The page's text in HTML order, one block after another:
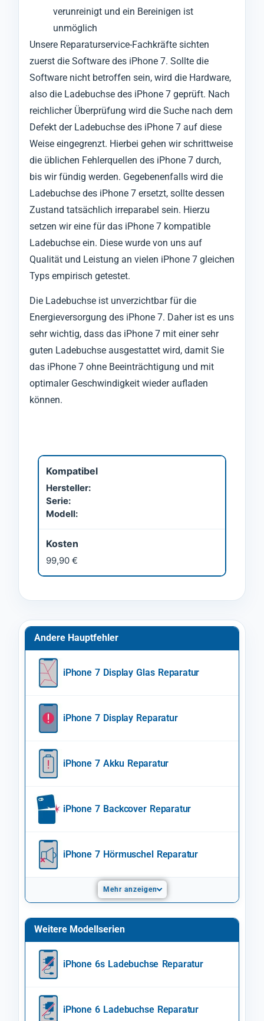
verunreinigt und ein Bereinigen ist
unmöglich
Unsere Reparaturservice-Fachkräfte sichten
zuerst die Software des iPhone 7. Sollte die
Software nicht betroffen sein, wird die Hardware,
also die Ladebuchse des iPhone 7 geprüft. Nach
reichlicher Überprüfung wird die Suche nach dem
Defekt der Ladebuchse des iPhone 7 auf diese
Weise eingegrenzt. Hierbei gehen wir schrittweise
die üblichen Fehlerquellen des iPhone 7 durch,
bis wir fündig werden. Gegebenenfalls wird die
Ladebuchse des iPhone 7 ersetzt, sollte dessen
Zustand tatsächlich irreparabel sein. Hierzu
setzen wir eine für das iPhone 7 kompatible
Ladebuchse ein. Diese wurde von uns auf
Qualität und Leistung an vielen iPhone 7 gleichen
Typs empirisch getestet.
Die Ladebuchse ist unverzichtbar für die
Energieversorgung des iPhone 7. Daher ist es uns
sehr wichtig, dass das iPhone 7 mit einer sehr
guten Ladebuchse ausgestattet wird, damit Sie
das iPhone 7 ohne Beeinträchtigung und mit
optimaler Geschwindigkeit wieder aufladen
können.
Kompatibel
Hersteller:
Serie:
Modell:
Kosten
99,90 €
Andere Hauptfehler
iPhone 7 Display Glas Reparatur
iPhone 7 Display Reparatur
iPhone 7 Akku Reparatur
iPhone 7 Backcover Reparatur
iPhone 7 Hörmuschel Reparatur
Mehr anzeigen
Weitere Modellserien
iPhone 6s Ladebuchse Reparatur
iPhone 6 Ladebuchse Reparatur